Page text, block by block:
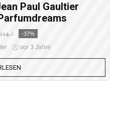
Paul Gaultier
¹ -37%
vor 3 Jahre